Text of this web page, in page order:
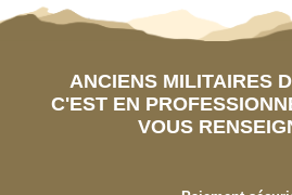
ANCIENS MILITAIRES
C'EST EN
VOUS